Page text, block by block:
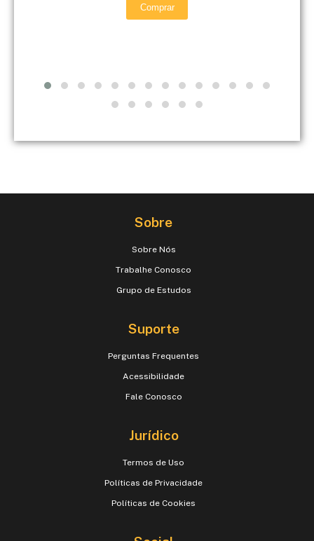
Comprar
Sobre
Sobre Nós
Trabalhe Conosco
Grupo de Estudos
Suporte
Perguntas Frequentes
Acessibilidade
Fale Conosco
Jurídico
Termos de Uso
Políticas de Privacidade
Políticas de Cookies